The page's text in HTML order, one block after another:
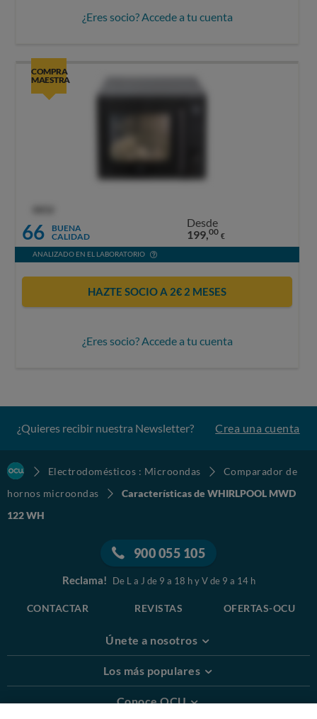
¿Eres socio? Accede a tu cuenta
COMPRA
MAESTRA
66
BUENA
CALIDAD
Desde
199,00 €
ANALIZADO EN EL LABORATORIO
HAZTE SOCIO A 2€ 2 MESES
¿Eres socio? Accede a tu cuenta
¿Quieres recibir nuestra Newsletter? Crea una cuenta
Electrodomésticos : Microondas
Comparador de
hornos microondas
Características de WHIRLPOOL MWD
122 WH
900 055 105
Reclama! De L a J de 9 a 18 h y V de 9 a 14 h
CONTACTAR REVISTAS OFERTAS-OCU
Únete a nosotros
Los más populares
Conoce OCU